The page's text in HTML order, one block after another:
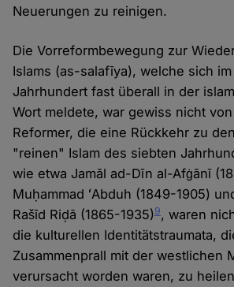
Neuerungen zu reinigen.
Die Vorreformbewegung zur
Islams (as-salafīya), welche sich im
Jahrhundert fast überall in der
Wort meldete, war gewiss nicht
Reformer, die eine Rückkehr zu
"reinen" Islam des siebten
wie etwa Jamāl ad-Dīn al-Afġānī
Muḥammad ʻAbduh (1849-1905)
Rašīd Riḍā (1865-1935)9, waren
die kulturellen Identitätstraumata,
Zusammenprall mit der westlichen
verursacht worden waren, zu